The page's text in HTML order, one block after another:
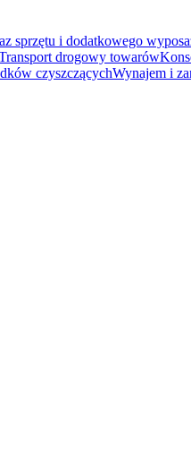
sprzętu i dodatkowego
drogowy towarów
czyszczącychWynajem i